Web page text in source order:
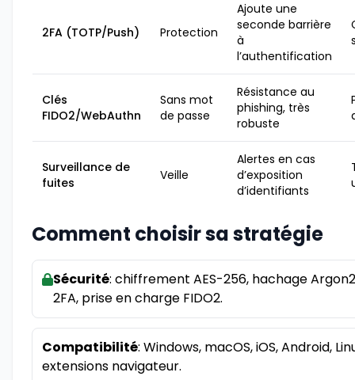
2FA (TOTP/Push) Protection
Ajoute une
seconde barrière
à
l’authentification
Clés
FIDO2/WebAuthn
Sans mot
de passe
Résistance au
phishing, très
robuste
Surveillance de
fuites
Veille
Alertes en cas
d’exposition
d’identifiants
Comment choisir sa stratégie
Sécurité: chiffrement AES-256, hachage
2FA, prise en charge FIDO2.
Compatibilité: Windows, macOS, iOS, Android,
extensions navigateur.